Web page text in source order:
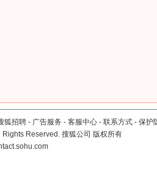
狐招聘 - 广告服务 - 客服中心 - 联系方式 - 保护
Reserved. 搜狐公司 版权所有